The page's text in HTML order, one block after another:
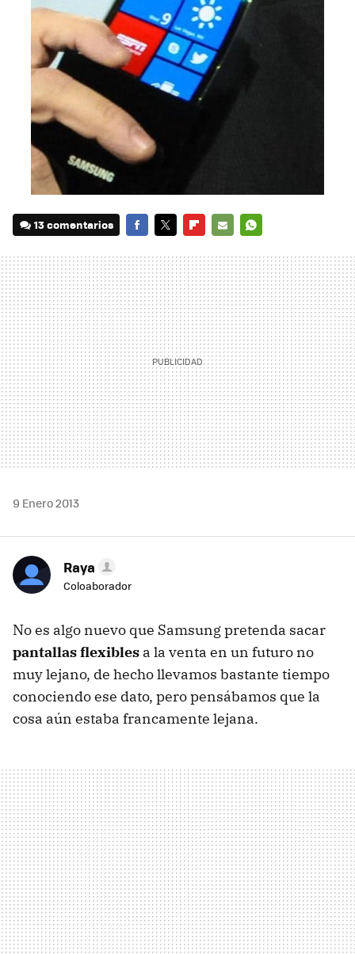
13 comentarios
MAIL
9 Enero 2013
Raya
Coloaborador
No es algo nuevo que Samsung pretenda sacar
pantallas flexibles a la venta en un futuro no
muy lejano, de hecho llevamos bastante tiempo
conociendo ese dato, pero pensábamos que la
cosa aún estaba francamente lejana.